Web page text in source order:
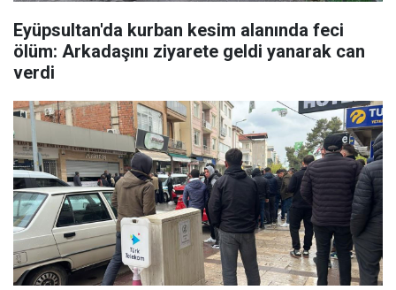
Eyüpsultan'da kurban kesim alanında feci
ölüm: Arkadaşını ziyarete geldi yanarak can
verdi